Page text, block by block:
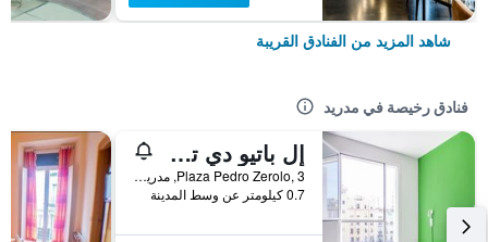
شاهد المزيد من الفنادق القريبة
فنادق رخيصة في مدريد
إل باتيو دي تشويكا - هوستل
Plaza Pedro Zerolo, 3, مدريد, أسبانيا
0.7 كيلومتر عن وسط المدينة